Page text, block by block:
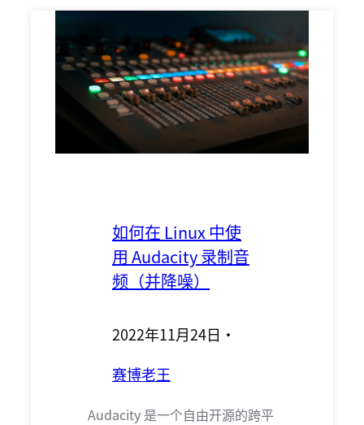
如何在 Linux 中使
用 Audacity 录制音
频（并降噪）
2022年11月24日 ·
赛博老王
Audacity 是一个自由开源的跨平